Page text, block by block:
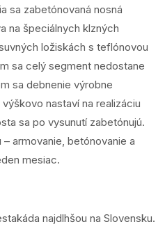
sa zabetónovaná nosná
na špeciálnych klzných
ložiskách s teflónovou
sa celý segment nedostane
sa debnenie výrobne
nastaví na realizáciu
sa po vysunutí zabetónujú.
armovanie, betónovanie a
mesiac.
najdlhšou na Slovensku.